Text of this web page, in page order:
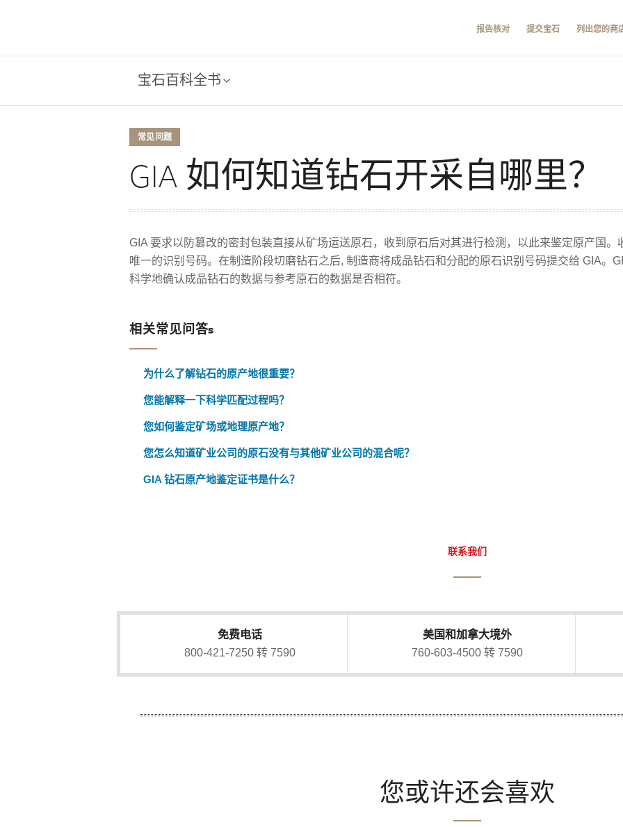
报告核对 提交宝石 列出您的商
宝石百科全书
常见问题
GIA 如何知道钻石开采自哪里？
GIA 要求以防篡改的密封包装直接从矿场运送原石，收到原石后对其进行检测，以此来鉴定原产国
唯一的识别号码。在制造阶段切磨钻石之后, 制造商将成品钻石和分配的原石识别号码提交给 GIA。
科学地确认成品钻石的数据与参考原石的数据是否相符。
相关常见问答s
为什么了解钻石的原产地很重要？
您能解释一下科学匹配过程吗？
您如何鉴定矿场或地理原产地？
您怎么知道矿业公司的原石没有与其他矿业公司的混合呢？
GIA 钻石原产地鉴定证书是什么？
联系我们
免费电话
800-421-7250 转 7590
美国和加拿大境外
760-603-4500 转 7590
您或许还会喜欢